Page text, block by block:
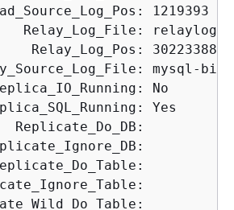
1219393
Relay_Log_File:
Relay_Log_Pos: 30223388
mysql-
No
Yes
Replicate_Do_DB: